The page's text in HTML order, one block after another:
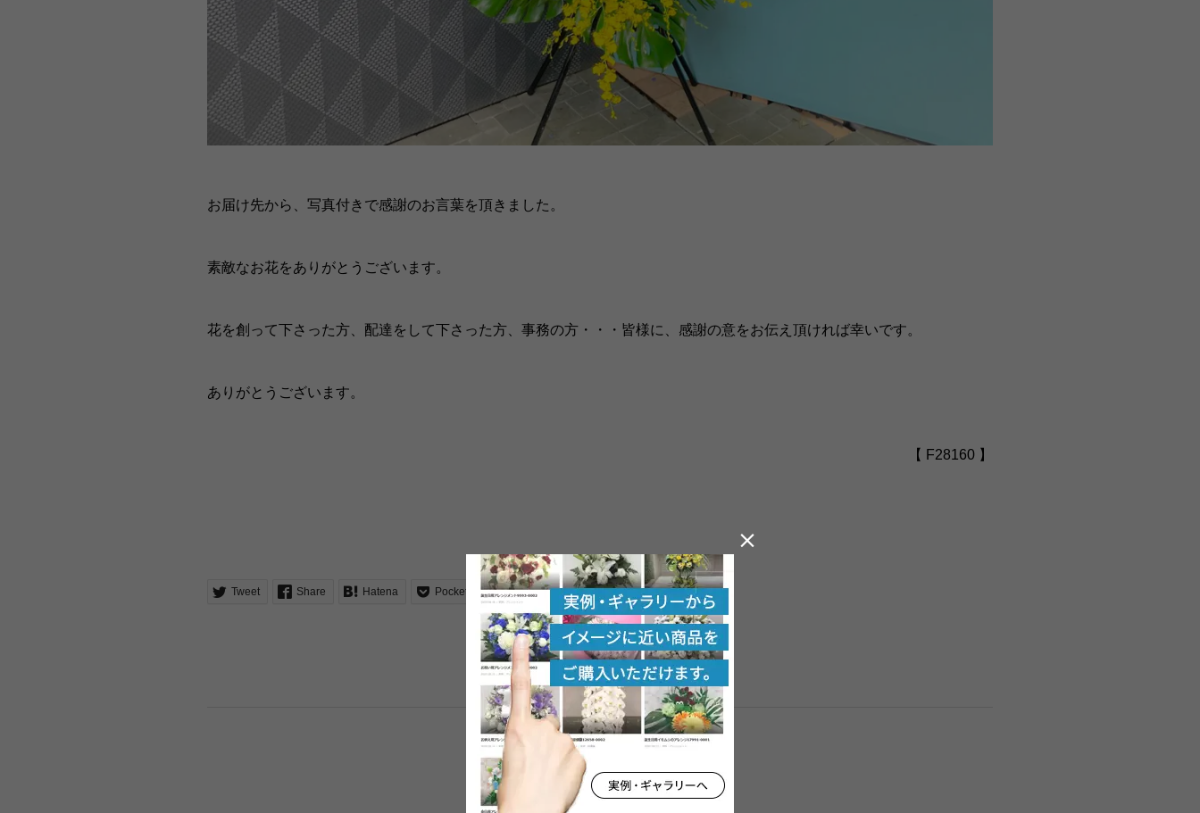
お届け先から、写真付きで感謝のお言葉を頂きました。
素敵なお花をありがとうございます。
花を創って下さった方、配達をして下さった方、事務の方・・・皆様に、感謝の意をお伝え頂ければ幸いです。
ありがとうございます。
【 F28160 】
Tweet Share Hatena Pocket feedly Pin it RSS
紹介アイテム
